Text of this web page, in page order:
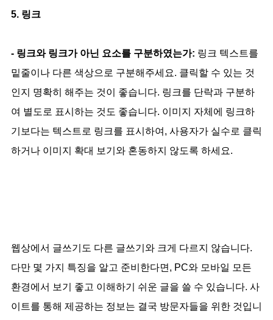
5. 링크
- 링크와 링크가 아닌 요소를 구분하였는가: 링크 텍스트를
밑줄이나 다른 색상으로 구분해주세요. 클릭할 수 있는 것
인지 명확히 해주는 것이 좋습니다. 링크를 단락과 구분하
여 별도로 표시하는 것도 좋습니다. 이미지 자체에 링크하
기보다는 텍스트로 링크를 표시하여, 사용자가 실수로 클릭
하거나 이미지 확대 보기와 혼동하지 않도록 하세요.
웹상에서 글쓰기도 다른 글쓰기와 크게 다르지 않습니다.
다만 몇 가지 특징을 알고 준비한다면, PC와 모바일 모든
환경에서 보기 좋고 이해하기 쉬운 글을 쓸 수 있습니다. 사
이트를 통해 제공하는 정보는 결국 방문자들을 위한 것입니